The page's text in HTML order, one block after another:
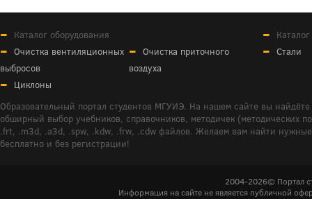
Каталог оборудования
Очистка вентиляционных
выбросов
Очистка приточного
воздуха
Циклоны
Стали
Образовательный портал студентов МГУИЭ. На нашем сайте вы
обширный выбор учебников, справочников, методичек (методических
.frt, .m3d, .a3d, .spw, .kdw, .frw, .cdw файлов. Желаем вам найти
бесплатно и без регистрации!
2004-2026© Портал
Информация на сайте не является публичной